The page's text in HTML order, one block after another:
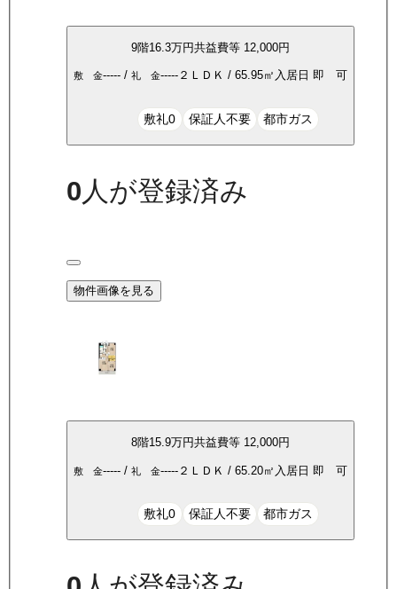
9階16.3万円共益費等 12,000円
敷 金----- /礼 金----- ２ＬＤＫ /65.95㎡ 入居日 即 可
敷礼0 保証人不要 都市ガス
0 人が登録済み
物件画像を見る
8階15.9万円共益費等 12,000円
敷 金----- /礼 金----- ２ＬＤＫ /65.20㎡ 入居日即 可
敷礼0 保証人不要 都市ガス